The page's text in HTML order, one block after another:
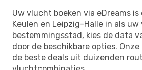
Uw vlucht boeken via eDreams is
Keulen en Leipzig-Halle in als
bestemmingsstad, kies de data
door de beschikbare opties.
de beste deals uit duizenden